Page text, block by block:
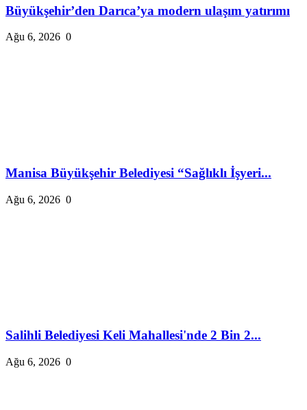
Büyükşehir’den Darıca’ya modern ulaşım yatırımı
Ağu 6, 2026 0
Manisa Büyükşehir Belediyesi “Sağlıklı İşyeri...
Ağu 6, 2026 0
Salihli Belediyesi Keli Mahallesi'nde 2 Bin 2...
Ağu 6, 2026 0